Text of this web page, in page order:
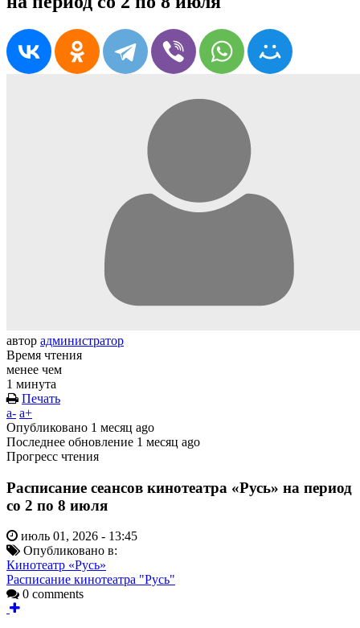
автор администратор
Время чтения
менее чем
1 минута
Печать
a- a+
Опубликовано 1 месяц ago
Последнее обновление 1 месяц ago
Прогресс чтения
Расписание сеансов кинотеатра «Русь» на период
со 2 по 8 июля
июль 01, 2026 - 13:45
Опубликовано в:
Кинотеатр «Русь»
Расписание кинотеатра "Русь"
0 comments